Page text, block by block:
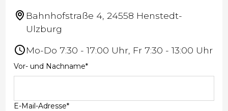
Bahnhofstraße 4, 24558 Henstedt-
Ulzburg
Mo-Do 7:30 - 17:00 Uhr, Fr 7:30 - 13:00 Uhr
Vor- und Nachname*
E-Mail-Adresse*